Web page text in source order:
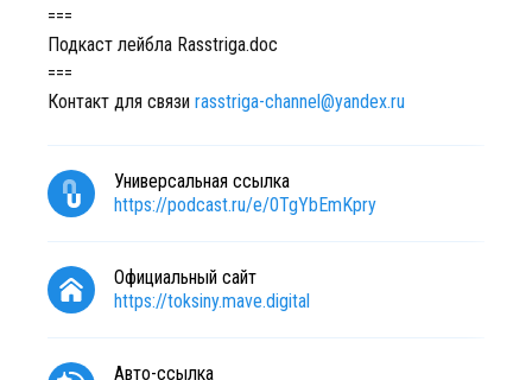
===
Подкаст лейбла Rasstriga.doc
===
Контакт для связи rasstriga-channel@yandex.ru
Универсальная ссылка
https://podcast.ru/e/0TgYbEmKpry
Официальный сайт
https://toksiny.mave.digital
Авто-ссылка